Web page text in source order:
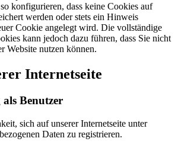
konfigurieren, dass keine Cookies auf
werden oder stets ein Hinweis
Cookie angelegt wird. Die vollständige
kann jedoch dazu führen, dass Sie nicht
Website nutzen können.
Internetseite
Benutzer
sich auf unserer Internetseite unter
Daten zu registrieren.